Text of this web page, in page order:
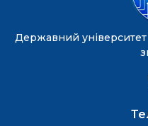
Державний університет